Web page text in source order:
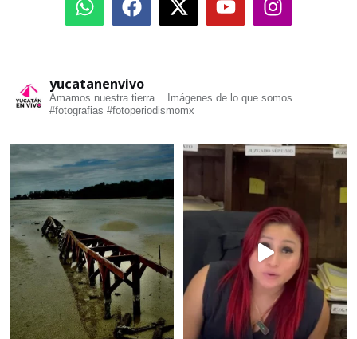
yucatanenvivo
Amamos nuestra tierra... Imágenes de lo que somos ...
#fotografias #fotoperiodismomx